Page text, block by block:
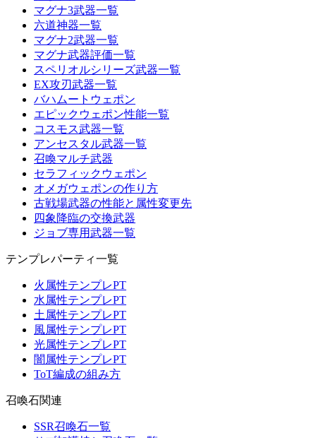
マグナ3武器一覧
六道神器一覧
マグナ2武器一覧
マグナ武器評価一覧
スペリオルシリーズ武器一覧
EX攻刃武器一覧
バハムートウェポン
エピックウェポン性能一覧
コスモス武器一覧
アンセスタル武器一覧
召喚マルチ武器
セラフィックウェポン
オメガウェポンの作り方
古戦場武器の性能と属性変更先
四象降臨の交換武器
ジョブ専用武器一覧
テンプレパーティ一覧
火属性テンプレPT
水属性テンプレPT
土属性テンプレPT
風属性テンプレPT
光属性テンプレPT
闇属性テンプレPT
ToT編成の組み方
召喚石関連
SSR召喚石一覧